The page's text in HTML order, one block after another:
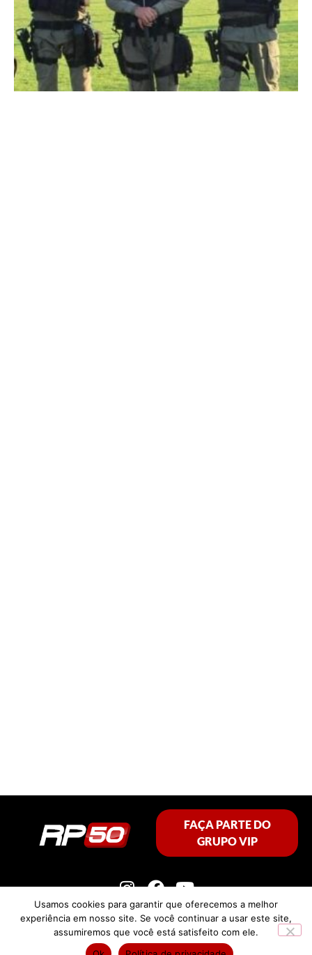
FAÇA PARTE DO
GRUPO VIP
Política de privacidade
Usamos cookies para garantir que oferecemos a melhor
experiência em nosso site. Se você continuar a usar este site,
assumiremos que você está satisfeito com ele.